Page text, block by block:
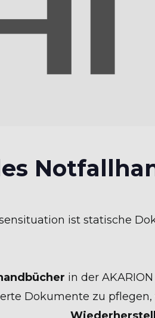
ist statische
in der
Dokumente zu pflegen,